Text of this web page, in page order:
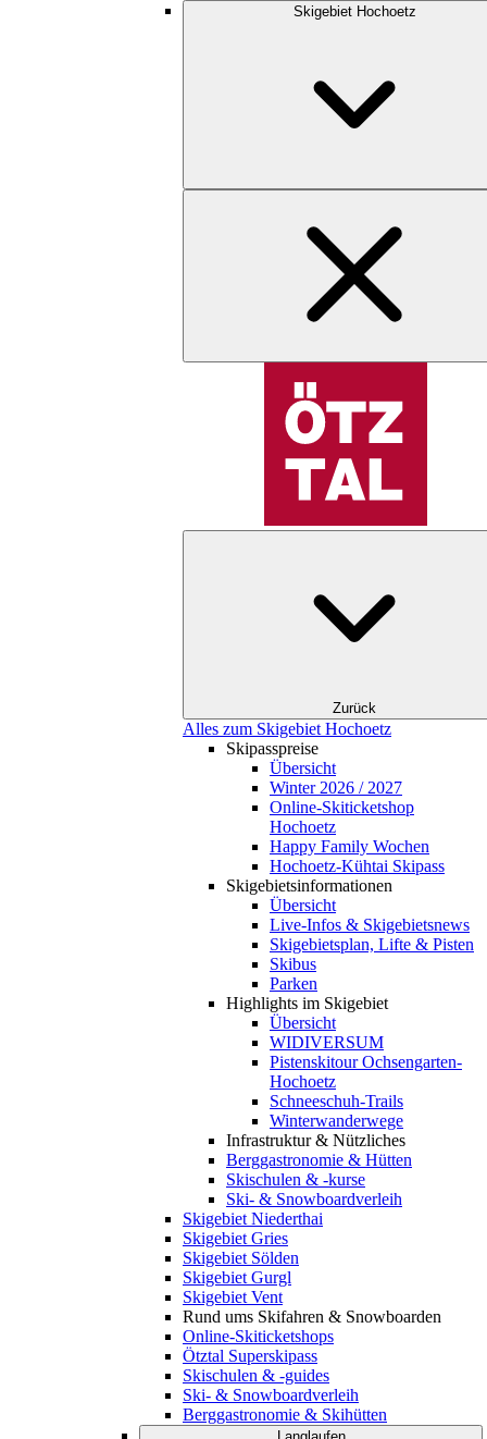
Skigebiet Hochoetz
Zurück
Alles zum Skigebiet Hochoetz
Skipasspreise
Übersicht
Winter 2026 / 2027
Online-Skiticketshop
Hochoetz
Happy Family Wochen
Hochoetz-Kühtai Skipass
Skigebietsinformationen
Übersicht
Live-Infos & Skigebietsnews
Skigebietsplan, Lifte & Pisten
Skibus
Parken
Highlights im Skigebiet
Übersicht
WIDIVERSUM
Pistenskitour Ochsengarten-
Hochoetz
Schneeschuh-Trails
Winterwanderwege
Infrastruktur & Nützliches
Berggastronomie & Hütten
Skischulen & -kurse
Ski- & Snowboardverleih
Skigebiet Niederthai
Skigebiet Gries
Skigebiet Sölden
Skigebiet Gurgl
Skigebiet Vent
Rund ums Skifahren & Snowboarden
Online-Skiticketshops
Ötztal Superskipass
Skischulen & -guides
Ski- & Snowboardverleih
Berggastronomie & Skihütten